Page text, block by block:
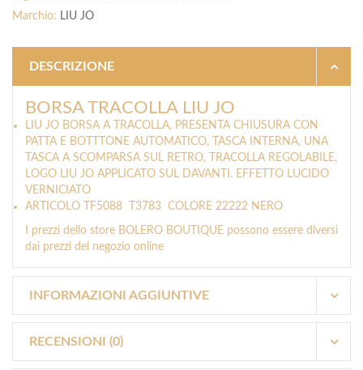
Marchio: LIU JO
DESCRIZIONE
BORSA TRACOLLA LIU JO
LIU JO BORSA A TRACOLLA, PRESENTA CHIUSURA CON
PATTA E BOTTTONE AUTOMATICO, TASCA INTERNA, UNA
TASCA A SCOMPARSA SUL RETRO, TRACOLLA REGOLABILE,
LOGO LIU JO APPLICATO SUL DAVANTI. EFFETTO LUCIDO
VERNICIATO
ARTICOLO TF5088 T3783 COLORE 22222 NERO
I prezzi dello store BOLERO BOUTIQUE possono essere diversi
dai prezzi del negozio online
INFORMAZIONI AGGIUNTIVE
RECENSIONI (0)